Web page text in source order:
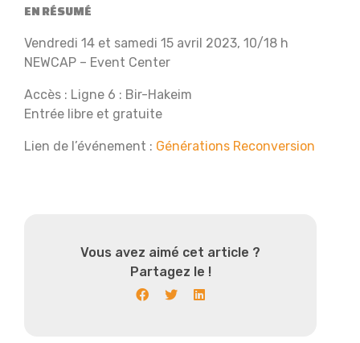
EN RÉSUMÉ
Vendredi 14 et samedi 15 avril 2023, 10/18 h
NEWCAP – Event Center
Accès : Ligne 6 : Bir-Hakeim
Entrée libre et gratuite
Lien de l’événement : Générations Reconversion
Vous avez aimé cet article ?
Partagez le !